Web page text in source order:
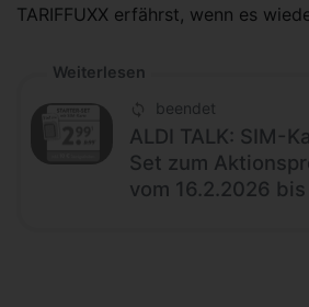
TARIFFUXX erfährst, wenn es
Weiterlesen
beendet
ALDI TALK: SIM-
Set zum
vom 16.2.2026